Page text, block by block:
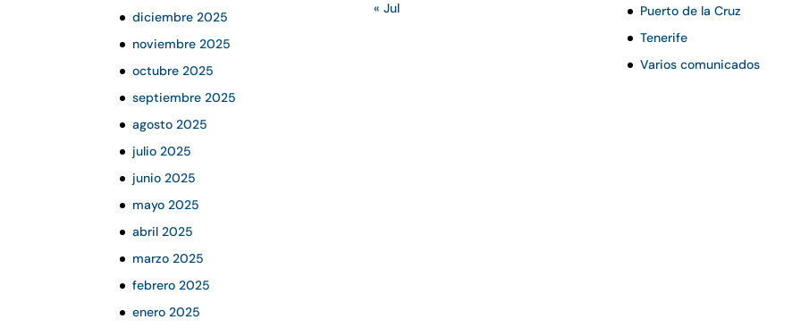
diciembre 2025
noviembre 2025
octubre 2025
septiembre 2025
agosto 2025
julio 2025
junio 2025
mayo 2025
abril 2025
marzo 2025
febrero 2025
enero 2025
« Jul
Puerto de la Cruz
Tenerife
Varios comunicados